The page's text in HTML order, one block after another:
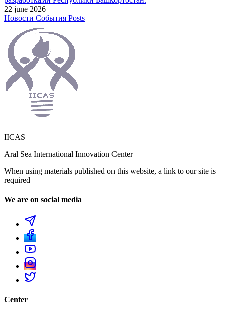
22 june 2026
Новости События Posts
IICAS
Aral Sea International Innovation Center
When using materials published on this website, a link to our site is
required
We are on social media
Center